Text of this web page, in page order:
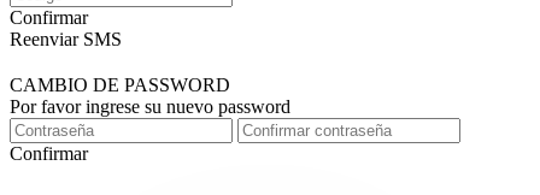
Confirmar
Reenviar SMS
CAMBIO DE PASSWORD
Por favor ingrese su nuevo password
Confirmar